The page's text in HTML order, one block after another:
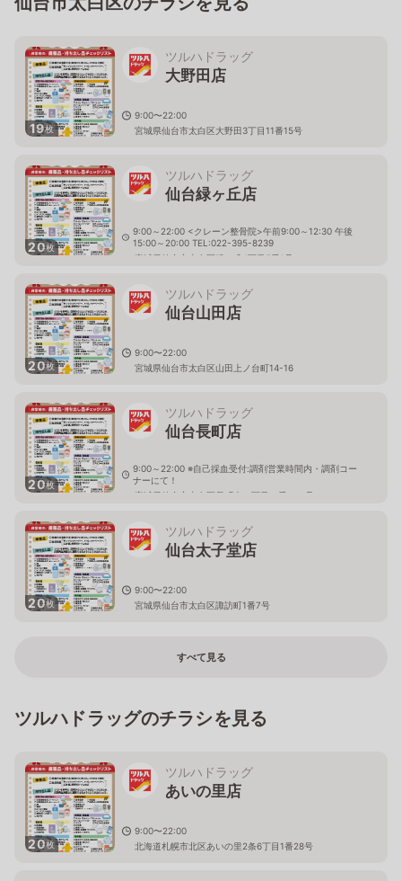
19枚
ツルハドラッグ
大野田店
9:00〜22:00
宮城県仙台市太白区大野田3丁目11番15号
20枚
ツルハドラッグ
仙台緑ヶ丘店
9:00～22:00 <クレーン整骨院>午前9:00～12:30 午後
15:00～20:00 TEL:022-395-8239
宮城県仙台市太白区緑ケ丘4丁目5番1号
20枚
ツルハドラッグ
仙台山田店
9:00〜22:00
宮城県仙台市太白区山田上ノ台町14-16
20枚
ツルハドラッグ
仙台長町店
9:00～22:00 ※自己採血受付:調剤営業時間内・調剤コー
ナーにて！
宮城県仙台市太白区長町南二丁目６番１０号
20枚
ツルハドラッグ
仙台太子堂店
9:00〜22:00
宮城県仙台市太白区諏訪町1番7号
すべて見る
ツルハドラッグのチラシを見る
20枚
ツルハドラッグ
あいの里店
9:00〜22:00
北海道札幌市北区あいの里2条6丁目1番28号